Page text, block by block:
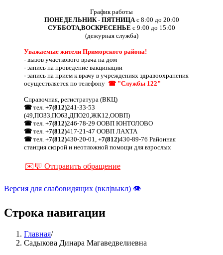
График работы
ПОНЕДЕЛЬНИК - ПЯТНИЦА с 8:00 до 20:00
СУББОТА,ВОСКРЕСЕНЬЕ с 9:00 до 15:00
(дежурная служба)
Уважаемые жители Приморского района!
- вызов участкового врача на дом
- запись на проведение вакцинации
- запись на прием к врачу в учреждениях здравоохранения
осуществляется по телефону ☎ "Службы 122"
Справочная, регистратура (ВКЦ)
☎ тел. +7(812)241-33-53
(49,ПО33,ПО63,ДПО20,ЖК12,ООВП)
☎ тел. +7(812)246-78-29 ООВП ЮНТОЛОВО
☎ тел. +7(812)417-21-47 ООВП ЛАХТА
☎ тел. +7(812)430-20-01, +7(812)430-89-76 Районная
станция скорой и неотложной помощи для взрослых
✉️💬 Отправить обращение
Версия для слабовидящих (вкл|выкл) 👁
Строка навигации
Главная/
Садыкова Динара Магаведвелиевна